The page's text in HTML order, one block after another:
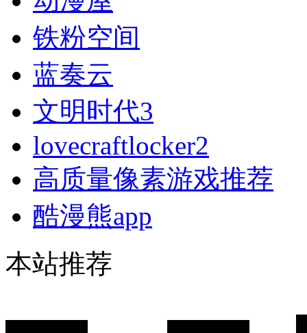
铁粉空间
蓝奏云
文明时代3
lovecraftlocker2
高质量像素游戏推荐
酷漫熊app
本站推荐